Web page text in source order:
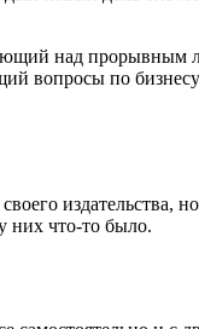
над
вопросы по
издательства,
них что-то было.